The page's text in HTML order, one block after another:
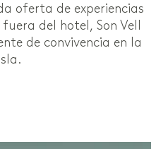
oferta de experiencias
del hotel, Son Vell
de convivencia en la